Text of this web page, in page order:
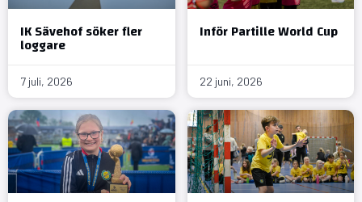
IK Sävehof söker fler
loggare
7 juli, 2026
Inför Partille World Cup
22 juni, 2026